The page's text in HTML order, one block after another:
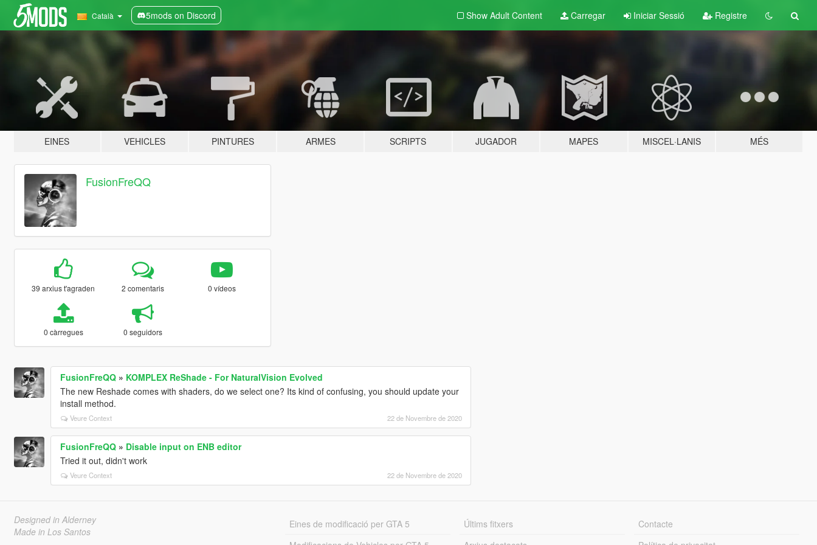
Català 5mods on Discord Show Adult Content Carregar Iniciar Sessió Registre
EINES VEHICLES PINTURES ARMES SCRIPTS JUGADOR MAPES MISCEL·LANIS MÉS
FusionFreQQ
39 arxius t'agraden 2 comentaris 0 vídeos
0 càrregues 0 seguidors
FusionFreQQ» KOMPLEX ReShade - For NaturalVision Evolved
The new Reshade comes with shaders, do we select one? Its kind of confusing, you should update your
install method.
Veure Context 22 de Novembre de 2020
FusionFreQQ» Disable input on ENB editor
Tried it out, didn't work
Veure Context 22 de Novembre de 2020
Designed in Alderney
Made in Los Santos
Eines de modificació per GTA 5
Últims fitxers
Contacte